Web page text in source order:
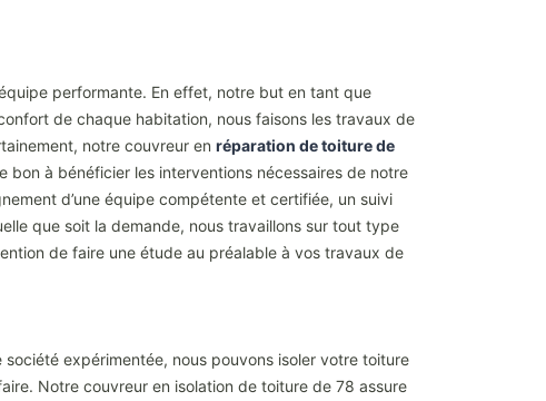
performante. En effet, notre but en tant que
de chaque habitation, nous faisons les travaux de
notre couvreur en réparation de toiture de
bon à bénéficier les interventions nécessaires de notre
d’une équipe compétente et certifiée, un suivi
que soit la demande, nous travaillons sur tout type
de faire une étude au préalable à vos travaux de
expérimentée, nous pouvons isoler votre toiture
Notre couvreur en isolation de toiture de 78 assure